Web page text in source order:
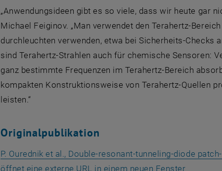
„Anwendungsideen gibt es so viele, dass wir heute gar
Michael Feiginov. „Man verwendet den Terahertz-
durchleuchten verwenden, etwa bei Sicherheits-Checks
sind Terahertz-Strahlen auch für chemische Sensoren:
ganz bestimmte Frequenzen im Terahertz-Bereich
kompakten Konstruktionsweise von Terahertz-Quellen
leisten.“
Originalpublikation
P. Ourednik et al., Double-resonant-tunneling-diode
öffnet eine externe URL in einem neuen Fenster, öffnet